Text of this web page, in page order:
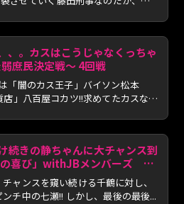
、。カスはこうじゃなくっちゃ
庶民決定戦〜 4回戦
「闇のカス王子」バイソン松本
」八百屋コカツ!!求めてたカスな実
続きの静ちゃんに大チャンス到
喜び」withJBメンバーズ
ャンスを窺い続ける千鶴に対し、
チ中の七瀬!! しかし、最後の最後...